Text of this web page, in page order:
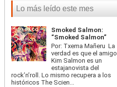
Lo más leído este mes
Smoked Salmon:
“Smoked Salmon”
Por: Txema Mañeru La
verdad es que el amigo
Kim Salmon es un
estajanovista del
rock’n’roll. Lo mismo recupera a los
históricos The Scien...